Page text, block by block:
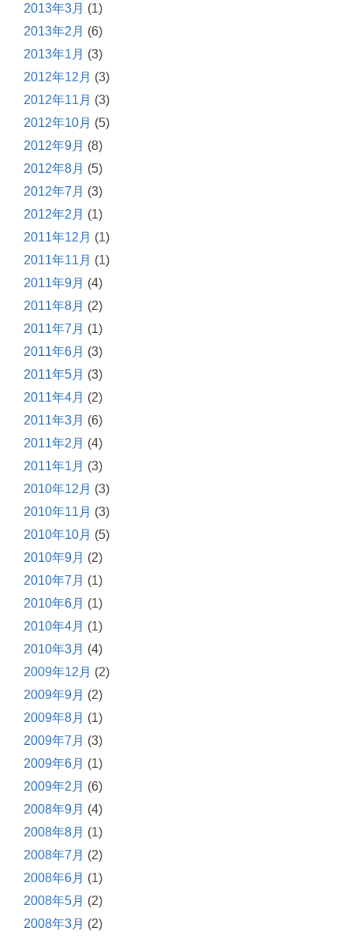
2013年3月 (1)
2013年2月 (6)
2013年1月 (3)
2012年12月 (3)
2012年11月 (3)
2012年10月 (5)
2012年9月 (8)
2012年8月 (5)
2012年7月 (3)
2012年2月 (1)
2011年12月 (1)
2011年11月 (1)
2011年9月 (4)
2011年8月 (2)
2011年7月 (1)
2011年6月 (3)
2011年5月 (3)
2011年4月 (2)
2011年3月 (6)
2011年2月 (4)
2011年1月 (3)
2010年12月 (3)
2010年11月 (3)
2010年10月 (5)
2010年9月 (2)
2010年7月 (1)
2010年6月 (1)
2010年4月 (1)
2010年3月 (4)
2009年12月 (2)
2009年9月 (2)
2009年8月 (1)
2009年7月 (3)
2009年6月 (1)
2009年2月 (6)
2008年9月 (4)
2008年8月 (1)
2008年7月 (2)
2008年6月 (1)
2008年5月 (2)
2008年3月 (2)